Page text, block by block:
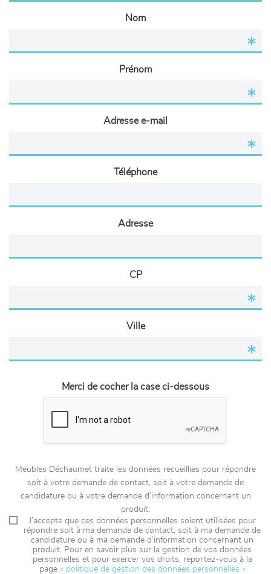
Nom
Prénom
Adresse e-mail
Téléphone
Adresse
CP
Ville
Merci de cocher la case ci-dessous
Meubles Déchaumet traite les données recueillies pour répondre
soit à votre demande de contact, soit à votre demande de
candidature ou à votre demande d’information concernant un
produit.
J’accepte que ces données personnelles soient utilisées pour
répondre soit à ma demande de contact, soit à ma demande de
candidature ou à ma demande d’information concernant un
produit. Pour en savoir plus sur la gestion de vos données
personnelles et pour exercer vos droits, reportez-vous à la
page « politique de gestion des données personnelles »